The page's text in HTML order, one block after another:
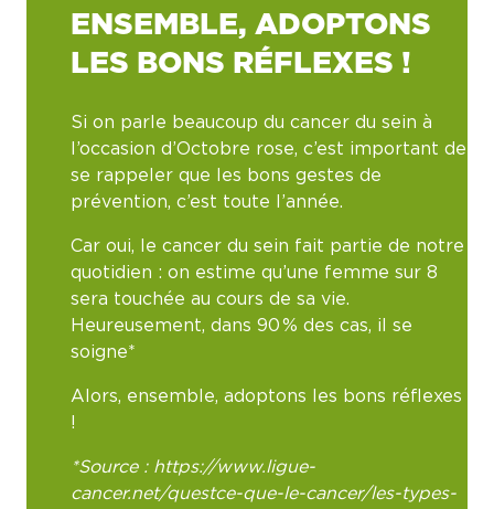
ENSEMBLE, ADOPTONS
LES BONS RÉFLEXES !
Si on parle beaucoup du cancer du sein à
l’occasion d’Octobre rose, c’est important de
se rappeler que les bons gestes de
prévention, c’est toute l’année.
Car oui, le cancer du sein fait partie de notre
quotidien : on estime qu’une femme sur 8
sera touchée au cours de sa vie.
Heureusement, dans 90 % des cas, il se
soigne*
Alors, ensemble, adoptons les bons réflexes
!
*Source : https://www.ligue-
cancer.net/questce-que-le-cancer/les-types-